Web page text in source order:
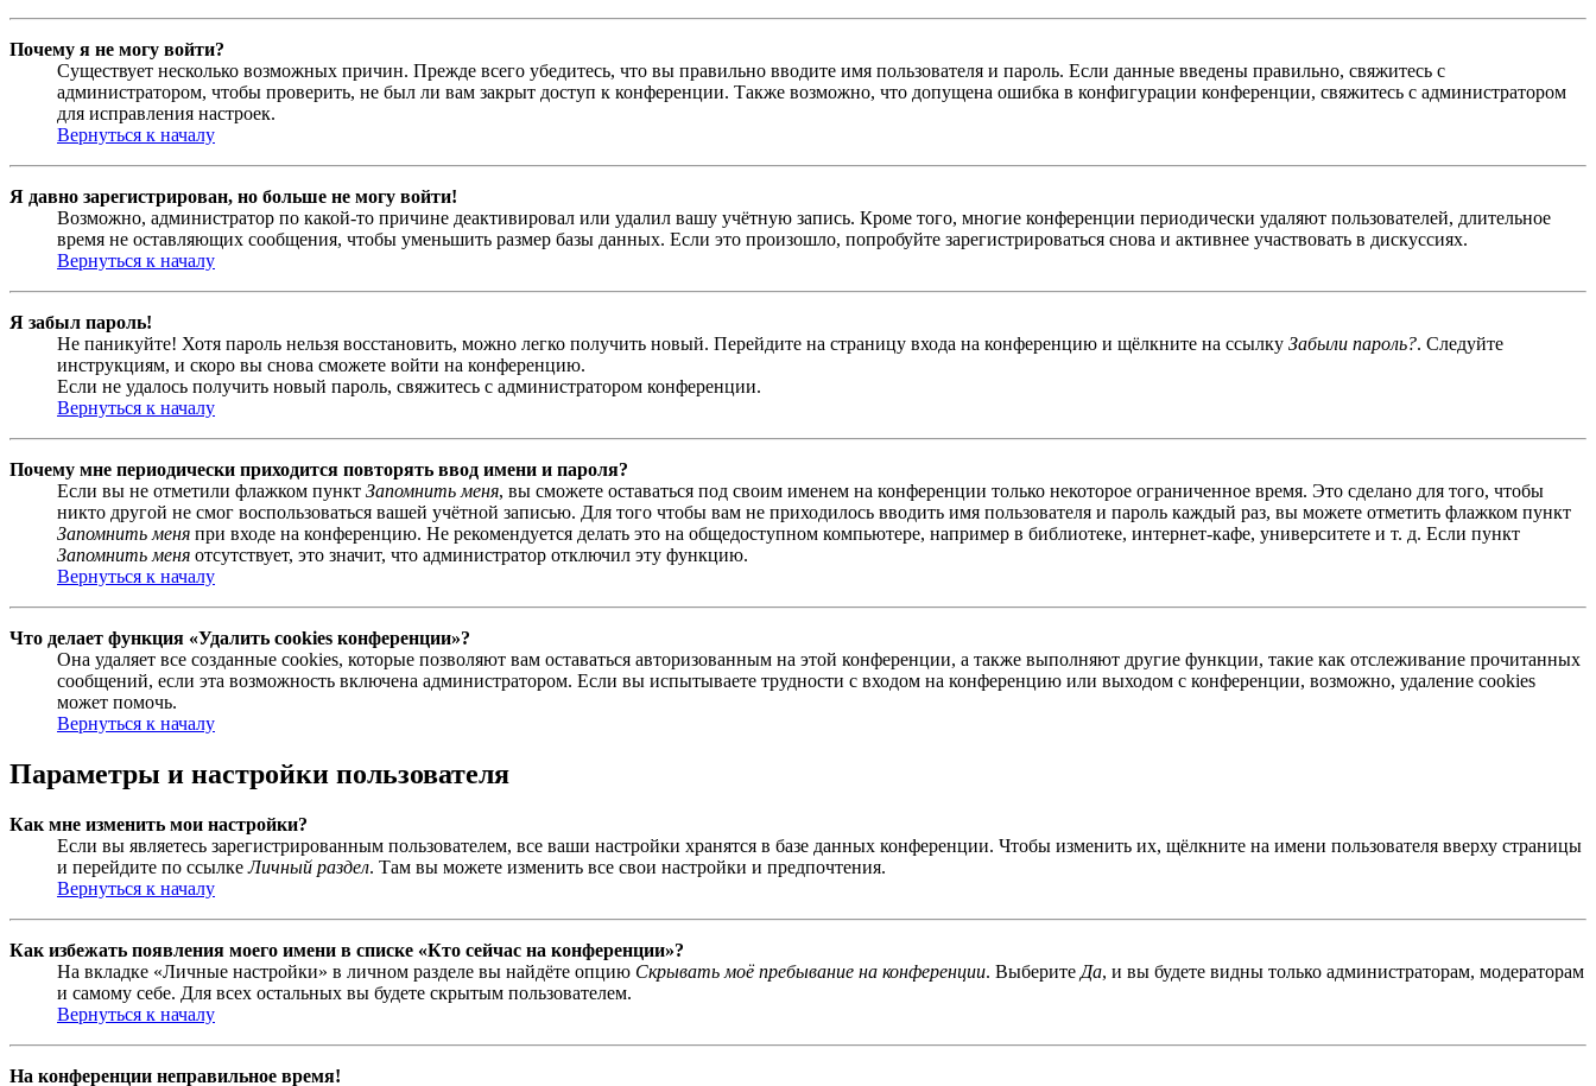
Почему я не могу войти?
Существует несколько возможных причин. Прежде всего убедитесь, что вы правильно вводите имя пользователя и пароль. Если данные введены правильно, свяжитесь с
администратором, чтобы проверить, не был ли вам закрыт доступ к конференции. Также возможно, что допущена ошибка в конфигурации конференции, свяжитесь с администратором
для исправления настроек.
Вернуться к началу
Я давно зарегистрирован, но больше не могу войти!
Возможно, администратор по какой-то причине деактивировал или удалил вашу учётную запись. Кроме того, многие конференции периодически удаляют пользователей, длительное
время не оставляющих сообщения, чтобы уменьшить размер базы данных. Если это произошло, попробуйте зарегистрироваться снова и активнее участвовать в дискуссиях.
Вернуться к началу
Я забыл пароль!
Не паникуйте! Хотя пароль нельзя восстановить, можно легко получить новый. Перейдите на страницу входа на конференцию и щёлкните на ссылку Забыли пароль?. Следуйте
инструкциям, и скоро вы снова сможете войти на конференцию.
Если не удалось получить новый пароль, свяжитесь с администратором конференции.
Вернуться к началу
Почему мне периодически приходится повторять ввод имени и пароля?
Если вы не отметили флажком пункт Запомнить меня, вы сможете оставаться под своим именем на конференции только некоторое ограниченное время. Это сделано для того, чтобы
никто другой не смог воспользоваться вашей учётной записью. Для того чтобы вам не приходилось вводить имя пользователя и пароль каждый раз, вы можете отметить флажком пункт
Запомнить меня при входе на конференцию. Не рекомендуется делать это на общедоступном компьютере, например в библиотеке, интернет-кафе, университете и т. д. Если пункт
Запомнить меня отсутствует, это значит, что администратор отключил эту функцию.
Вернуться к началу
Что делает функция «Удалить cookies конференции»?
Она удаляет все созданные cookies, которые позволяют вам оставаться авторизованным на этой конференции, а также выполняют другие функции, такие как отслеживание прочитанных
сообщений, если эта возможность включена администратором. Если вы испытываете трудности с входом на конференцию или выходом с конференции, возможно, удаление cookies
может помочь.
Вернуться к началу
Параметры и настройки пользователя
Как мне изменить мои настройки?
Если вы являетесь зарегистрированным пользователем, все ваши настройки хранятся в базе данных конференции. Чтобы изменить их, щёлкните на имени пользователя вверху страницы
и перейдите по ссылкеЛичный раздел. Там вы можете изменить все свои настройки и предпочтения.
Вернуться к началу
Как избежать появления моего имени в списке «Кто сейчас на конференции»?
На вкладке «Личные настройки» в личном разделе вы найдёте опцию Скрывать моё пребывание на конференции. Выберите Да, и вы будете видны только администраторам, модераторам
и самому себе. Для всех остальных вы будете скрытым пользователем.
Вернуться к началу
На конференции неправильное время!